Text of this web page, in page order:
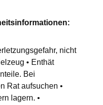
nicht
• Enthät
Bei
Rat aufsuchen •
lagern. •